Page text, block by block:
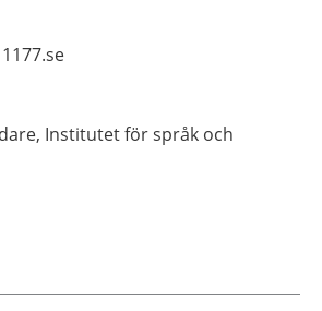
1177.se
Institutet för språk och